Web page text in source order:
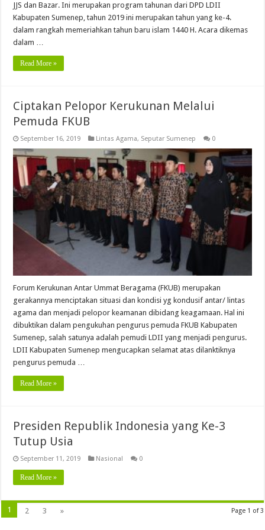
JJS dan Bazar. Ini merupakan program tahunan dari DPD LDII
Kabupaten Sumenep, tahun 2019 ini merupakan tahun yang ke-4.
dalam rangkah memeriahkan tahun baru islam 1440 H. Acara dikemas
dalam …
Read More »
Ciptakan Pelopor Kerukunan Melalui
Pemuda FKUB
September 16, 2019 Lintas Agama, Seputar Sumenep 0
Forum Kerukunan Antar Ummat Beragama (FKUB) merupakan
gerakannya menciptakan situasi dan kondisi yg kondusif antar/ lintas
agama dan menjadi pelopor keamanan dibidang keagamaan. Hal ini
dibuktikan dalam pengukuhan pengurus pemuda FKUB Kabupaten
Sumenep, salah satunya adalah pemudi LDII yang menjadi pengurus.
LDII Kabupaten Sumenep mengucapkan selamat atas dilanktiknya
pengurus pemuda …
Read More »
Presiden Republik Indonesia yang Ke-3
Tutup Usia
September 11, 2019 Nasional 0
Read More »
Page 1 of 3
1 2 3 »